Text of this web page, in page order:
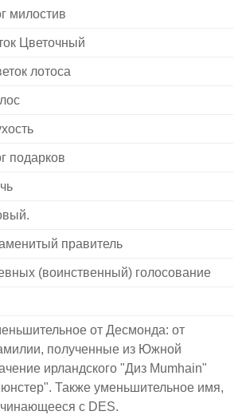
милостив
Цветочный
лотоса
подарков
правитель
(воинственный) голосование
от Десмонда: от
полученные из Южной
ирландского "Диз Mumhain"
Также уменьшительное имя,
с DES.